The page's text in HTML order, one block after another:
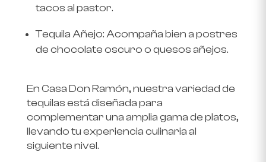
tacos al pastor.
Tequila Añejo: Acompaña bien a postres
de chocolate oscuro o quesos añejos.
En Casa Don Ramón, nuestra variedad de
tequilas está diseñada para
complementar una amplia gama de platos,
llevando tu experiencia culinaria al
siguiente nivel.